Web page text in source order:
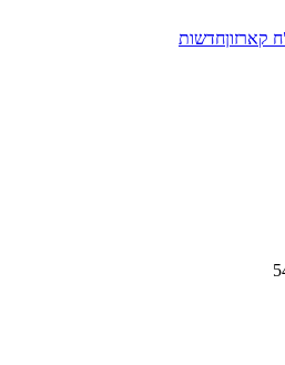
קארזוןחדשות